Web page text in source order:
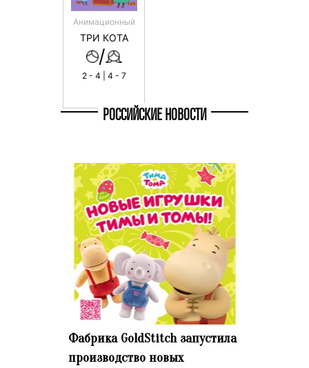
Анимационный
ТРИ КОТА
/
2 - 4 | 4 - 7
РОССИЙСКИЕ НОВОСТИ
Фабрика GoldStitch запустила
производство новых